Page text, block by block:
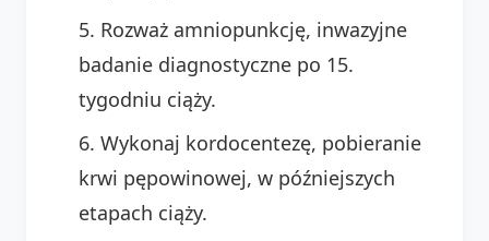
Rozważ amniopunkcję, inwazyjne
badanie diagnostyczne po 15.
tygodniu ciąży.
Wykonaj kordocentezę, pobieranie
krwi pępowinowej, w późniejszych
etapach ciąży.